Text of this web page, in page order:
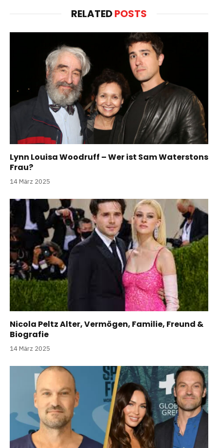
RELATEDPOSTS
Lynn Louisa Woodruff – Wer ist Sam Waterstons
Frau?
14 März 2025
Nicola Peltz Alter, Vermögen, Familie, Freund &
Biografie
14 März 2025